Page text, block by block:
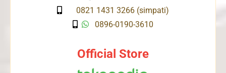
0821 1431 3266 (simpati)
0896-0190-3610
Official Store